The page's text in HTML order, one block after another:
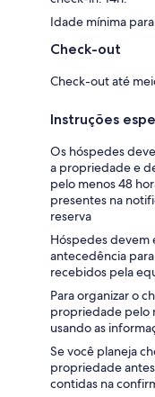
Idade mínima
Check-out
Check-out até
Instruções
Os hóspedes
a propriedade e
pelo menos 48
presentes na
reserva
Hóspedes devem
antecedência
recebidos pela
Para organizar o
propriedade pelo
usando as
Se você planeja
propriedade
contidas na